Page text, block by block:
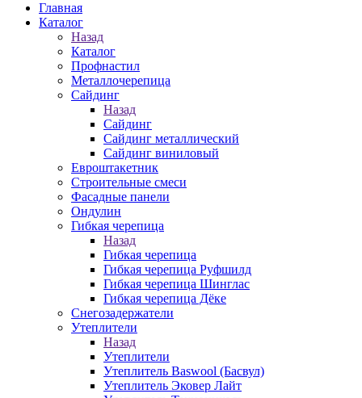
Главная
Каталог
Назад
Каталог
Профнастил
Металлочерепица
Сайдинг
Назад
Сайдинг
Сайдинг металлический
Сайдинг виниловый
Евроштакетник
Строительные смеси
Фасадные панели
Ондулин
Гибкая черепица
Назад
Гибкая черепица
Гибкая черепица Руфшилд
Гибкая черепица Шинглас
Гибкая черепица Дёке
Снегозадержатели
Утеплители
Назад
Утеплители
Утеплитель Baswool (Басвул)
Утеплитель Эковер Лайт